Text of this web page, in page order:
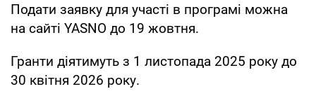
Подати заявку для участі в програмі можна
на сайті YASNO до 19 жовтня.
Гранти діятимуть з 1 листопада 2025 року до
30 квітня 2026 року.